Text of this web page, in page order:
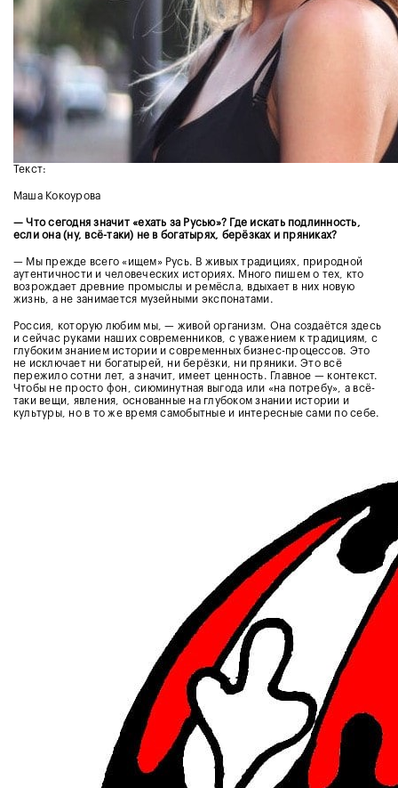
Текст:
Маша Кокоурова
— Что сегодня значит «ехать за Русью»? Где искать подлинность,
если она (ну, всё-таки) не в богатырях, берёзках и пряниках?
— Мы прежде всего «ищем» Русь. В живых традициях, природной
аутентичности и человеческих историях. Много пишем о тех, кто
возрождает древние промыслы и ремёсла, вдыхает в них новую
жизнь, а не занимается музейными экспонатами.
Россия, которую любим мы, — живой организм. Она создаётся здесь
и сейчас руками наших современников, с уважением к традициям, с
глубоким знанием истории и современных бизнес-процессов. Это
не исключает ни богатырей, ни берёзки, ни пряники. Это всё
пережило сотни лет, а значит, имеет ценность. Главное — контекст.
Чтобы не просто фон, сиюминутная выгода или «на потребу», а всё-
таки вещи, явления, основанные на глубоком знании истории и
культуры, но в то же время самобытные и интересные сами по себе.